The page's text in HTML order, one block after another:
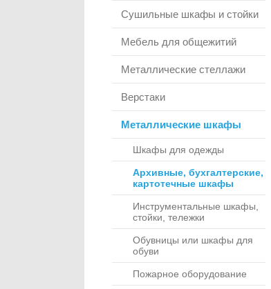
Сушильные шкафы и стойки
Мебель для общежитий
Металлические стеллажи
Верстаки
Металлические шкафы
Шкафы для одежды
Архивные, бухгалтерские,
картотечные шкафы
Инструментальные шкафы,
стойки, тележки
Обувницы или шкафы для
обуви
Пожарное оборудование